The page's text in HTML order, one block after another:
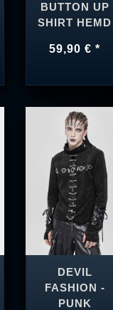
BUTTON UP
SHIRT HEMD
59,90 € *
DEVIL
FASHION -
PUNK